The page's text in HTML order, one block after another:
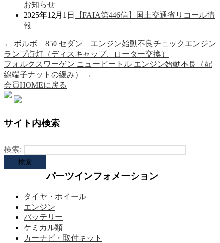
お知らせ
2025年12月1日
【FAIA第446信】国土交通省リコール情
報
← ボルボ 850 セダン エンジン始動不良チェックエンジン
ランプ点灯（ディスキャップ、ローター交換）
フォルクスワーゲン ニュービートル エンジン始動不良（配
線端子ナットの緩み）
→
会員HOMEに戻る
サイト内検索
検索:
パーツインフォメーション
タイヤ・ホイール
エンジン
バッテリー
ケミカル類
カーナビ・取付キット